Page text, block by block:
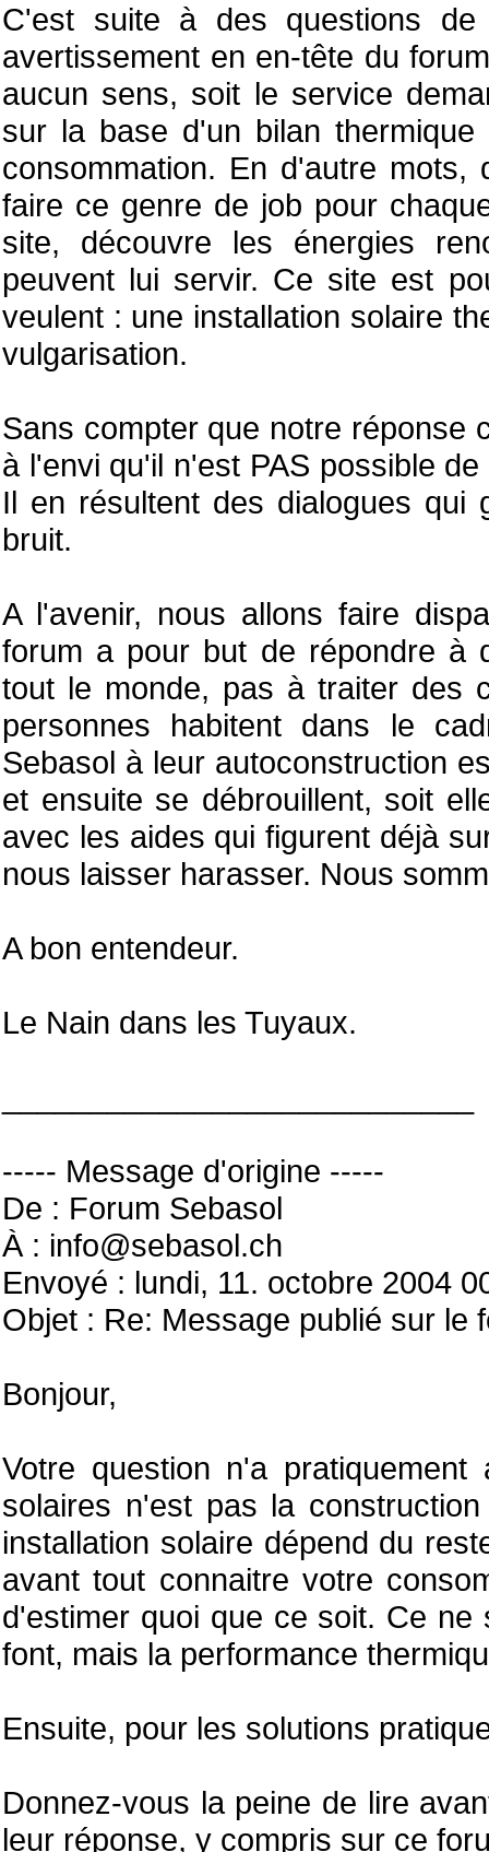
C'est suite à des questions
avertissement en en-tête du
aucun sens, soit le service
sur la base d'un bilan
consommation. En d'autre
faire ce genre de job pour
site, découvre les énergies
peuvent lui servir. Ce site est
veulent : une installation solaire
vulgarisation.
Sans compter que notre réponse
à l'envi qu'il n'est PAS possible
Il en résultent des dialogues qui
bruit.
A l'avenir, nous allons faire
forum a pour but de répondre à
tout le monde, pas à traiter des
personnes habitent dans le
Sebasol à leur autoconstruction
et ensuite se débrouillent, soit
avec les aides qui figurent déjà
nous laisser harasser. Nous
A bon entendeur.
Le Nain dans les Tuyaux.
----- Message d'origine -----
De : Forum Sebasol
À : info@sebasol.ch
Envoyé : lundi, 11. octobre 2004
Objet : Re: Message publié sur le
Bonjour,
Votre question n'a
solaires n'est pas la
installation solaire dépend du
avant tout connaitre votre
d'estimer quoi que ce soit. Ce
font, mais la performance
Ensuite, pour les solutions
Donnez-vous la peine de lire
leur réponse, y compris sur ce